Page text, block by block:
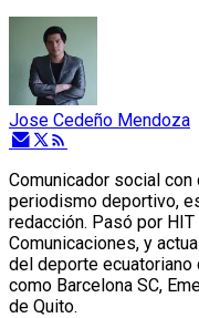
Jose Cedeño Mendoza
Comunicador social
periodismo deportivo,
redacción. Pasó por
Comunicaciones, y
del deporte
como Barcelona SC,
de Quito.